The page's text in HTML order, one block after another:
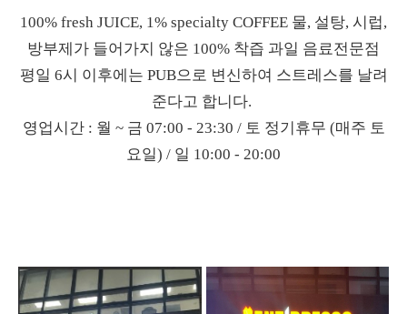
100% fresh JUICE, 1% specialty COFFEE 물, 설탕, 시럽,
방부제가 들어가지 않은 100% 착즙 과일 음료전문점
평일 6시 이후에는 PUB으로 변신하여 스트레스를 날려
준다고 합니다.
영업시간 : 월 ~ 금 07:00 - 23:30 / 토 정기휴무 (매주 토
요일) / 일 10:00 - 20:00